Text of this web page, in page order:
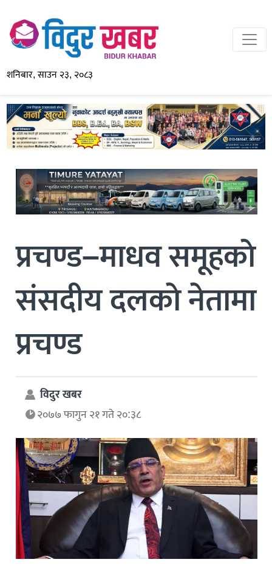
शनिबार, साउन २३, २०८३
प्रचण्ड–माधव समूहकाे
संसदीय दलकाे नेतामा
प्रचण्ड
विदुर खबर
२०७७ फागुन २१ गते २०:३८